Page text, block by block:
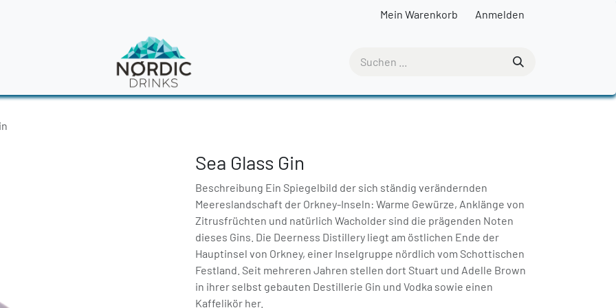
Mein Warenkorb Anmelden
Sea Glass Gin
Beschreibung Ein Spiegelbild der sich ständig verändernden
Meereslandschaft der Orkney-Inseln: Warme Gewürze, Anklänge von
Zitrusfrüchten und natürlich Wacholder sind die prägenden Noten
dieses Gins. Die Deerness Distillery liegt am östlichen Ende der
Hauptinsel von Orkney, einer Inselgruppe nördlich vom Schottischen
Festland. Seit mehreren Jahren stellen dort Stuart und Adelle Brown
in ihrer selbst gebauten Destillerie Gin und Vodka sowie einen
Kaffelikör her.